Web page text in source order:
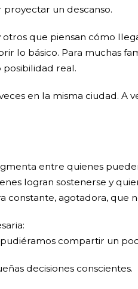
proyectar un descanso.
que piensan cómo
lo básico. Para muchas
real.
en la misma ciudad. A
entre quienes
logran sostenerse y
constante, agotadora, que
compartir un
decisiones conscientes.